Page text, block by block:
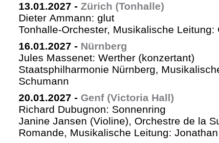
13.01.2027 - Zürich (Tonhalle)
Dieter Ammann: glut
Tonhalle-Orchester, Musikalische Leitung:
16.01.2027 - Nürnberg
Jules Massenet: Werther (konzertant)
Staatsphilharmonie Nürnberg,
Schumann
20.01.2027 - Genf (Victoria Hall)
Richard Dubugnon: Sonnenring
Janine Jansen (Violine), Orchestre de la
Romande, Musikalische Leitung: